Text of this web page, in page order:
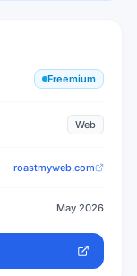
Freemium
Web
roastmyweb.com
May 2026